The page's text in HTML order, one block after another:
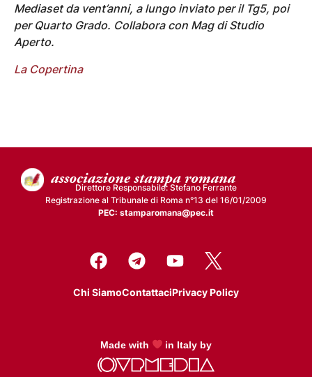
Mediaset da vent’anni, a lungo inviato per il Tg5, poi
per Quarto Grado. Collabora con Mag di Studio
Aperto.
La Copertina
Direttore Responsabile: Stefano Ferrante
Registrazione al Tribunale di Roma n°13 del 16/01/2009
PEC: stamparomana@pec.it
Chi SiamoContattaciPrivacy Policy
Made with in Italy by